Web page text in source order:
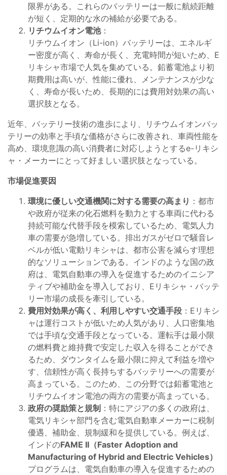
限界がある。これらのバッテリーは一般に航続距離
が短く、定期的な水の補給が必要である。
リチウムイオン電池：
リチウムイオン（Li-ion）バッテリーは、エネルギ
ー密度が高く、寿命が長く、充電時間が短いため、E
リキシャ市場で人気を集めている。鉛蓄電池より初
期費用は高いが、性能に優れ、メンテナンスが少な
く、寿命が長いため、長期的には費用対効果の高い
選択肢となる。
近年、バッテリー技術の進歩により、リチウムイオンバッ
テリーの効率と手頃な価格がさらに改善され、車両性能を
高め、環境意識の高い消費者に対応しようとするe-リキシ
ャ・メーカーにとって好ましい選択肢となっている。
市場促進要因
環境に優しい交通機関に対する需要の高まり ：都市
や政府が従来の化石燃料を動力とする車両に代わる
持続可能な代替手段を模索しているため、電気人力
車の需要が急増している。排出ガスがゼロで騒音レ
ベルが低い電動リキシャは、都市公害を減らす理想
的なソリューションである。インドのような国の政
府は、電気自動車の導入を促進するためのイニシア
ティブや補助金を導入しており、Eリキシャ・バッテ
リー市場の成長を牽引している。
費用対効果が高く、利用しやすい交通手段 ：Eリキシ
ャは運行コストが低いため人気があり、人口密集地
では手頃な交通手段となっている。運転手は最小限
の燃料費と維持費で安定した収入を得ることができ
るため、ダウンタイムを最小限に抑えて利益を増や
す、信頼性が高く長持ちするバッテリーへの需要が
高まっている。このため、この分野では鉛蓄電池と
リチウムイオン電池の両方の需要が高まっている。
政府の奨励策と規制 ：特にアジアの多くの政府は、
電気リキシャ部門を含む電気自動車メーカーに税制
優遇、補助金、規制緩和を提供している。例えば、
インドのFAME II（Faster Adoption and
Manufacturing of Hybrid and Electric Vehicles）
プログラムは、電気自動車の導入を促進するための